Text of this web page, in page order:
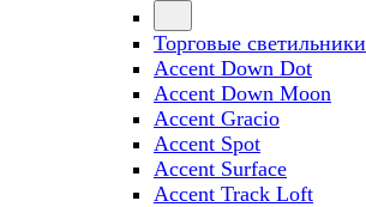
Торговые светильники
Accent Down Dot
Accent Down Moon
Accent Gracio
Accent Spot
Accent Surface
Accent Track Loft